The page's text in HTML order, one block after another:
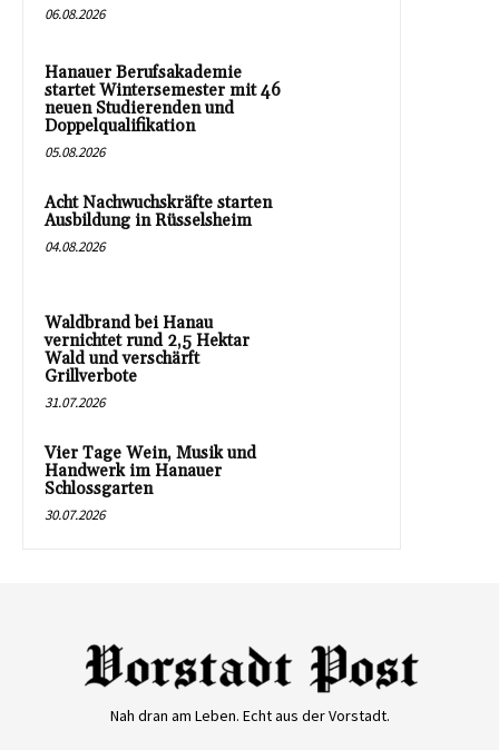
06.08.2026
Hanauer Berufsakademie
startet Wintersemester mit 46
neuen Studierenden und
Doppelqualifikation
05.08.2026
Acht Nachwuchskräfte starten
Ausbildung in Rüsselsheim
04.08.2026
Waldbrand bei Hanau
vernichtet rund 2,5 Hektar
Wald und verschärft
Grillverbote
31.07.2026
Vier Tage Wein, Musik und
Handwerk im Hanauer
Schlossgarten
30.07.2026
Nah dran am Leben. Echt aus der Vorstadt.